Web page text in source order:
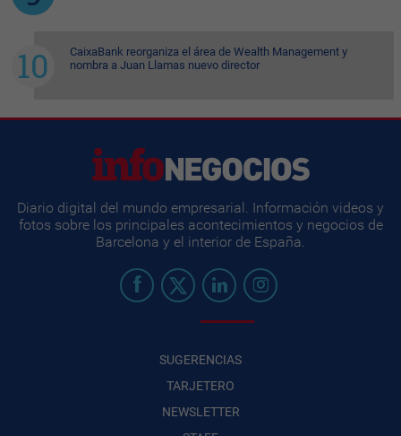
CaixaBank reorganiza el área de Wealth Management y
nombra a Juan Llamas nuevo director
Diario digital del mundo empresarial. Información videos y
fotos sobre los principales acontecimientos y negocios de
Barcelona y el interior de España.
SUGERENCIAS
TARJETERO
NEWSLETTER